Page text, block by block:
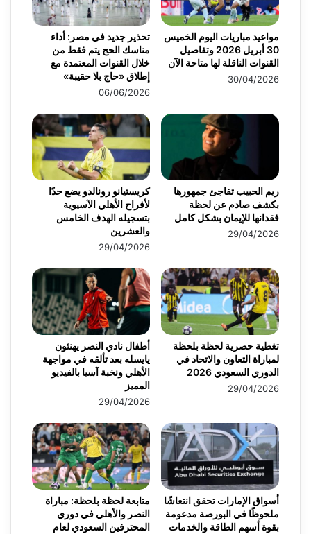
تحذير جديد في مصر: أداء
مناسك الحج يتم فقط من
خلال القنوات المعتمدة مع
إطلاق «حاج بلا حقيبة»
06/06/2026
مواعيد مباريات اليوم الخميس
30 أبريل 2026 وتفاصيل
القنوات الناقلة لها متاحة الآن
30/04/2026
كريستيانو رونالدو يضع حدًا
لأفراح الأهلي الآسيوية
بتسجيله الهدف الخامس
والعشرين
29/04/2026
ريم الحبيب تفاجئ جمهورها
بكشف صادم عن لحظة
فقدانها للإيمان بشكل كامل
29/04/2026
أطفال نادي النصر يهنئون
يايسله بعد تألقه في مواجهة
الأهلي ونخبة آسيا بالفيديو
المميز
29/04/2026
تغطية حصرية لحظة بلحظة
لمباراة التعاون والاتحاد في
الدوري السعودي 2026
29/04/2026
متابعة لحظة بلحظة: مباراة
النصر والأهلي في دوري
المحترفين السعودي لعام
أسواق الإمارات تحقق انتعاشًا
ملحوظًا في البورصة مدعومة
بقوة أسهم الطاقة والخدمات